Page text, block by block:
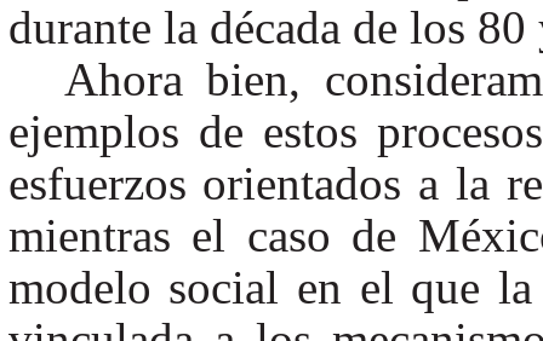
durante la década de los
Ahora bien,
ejemplos de estos
esfuerzos orientados a la
mientras el caso de
modelo social en el que